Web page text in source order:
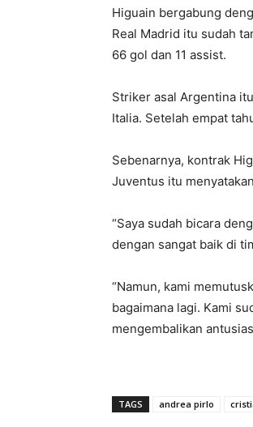
Higuain bergabung
Real Madrid itu sudah
66 gol dan 11 assist.
Striker asal Argentina
Italia. Setelah empat
Sebenarnya, kontrak
Juventus itu
“Saya sudah bicara
dengan sangat baik di
“Namun, kami
bagaimana lagi. Kami
mengembalikan
TAGS andrea pirlo